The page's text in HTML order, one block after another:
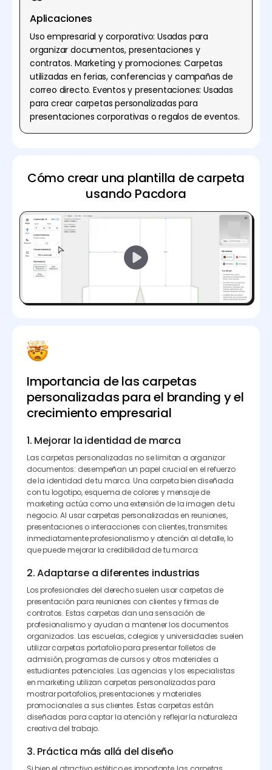
Aplicaciones
Uso empresarial y corporativo: Usadas para
organizar documentos, presentaciones y
contratos. Marketing y promociones: Carpetas
utilizadas en ferias, conferencias y campañas de
correo directo. Eventos y presentaciones: Usadas
para crear carpetas personalizadas para
presentaciones corporativas o regalos de eventos.
Cómo crear una plantilla de carpeta
usando Pacdora
Importancia de las carpetas
personalizadas para el branding y el
crecimiento empresarial
1. Mejorar la identidad de marca
Las carpetas personalizadas no se limitan a organizar
documentos: desempeñan un papel crucial en el refuerzo
de la identidad de tu marca. Una carpeta bien diseñada
con tu logotipo, esquema de colores y mensaje de
marketing actúa como una extensión de la imagen de tu
negocio. Al usar carpetas personalizadas en reuniones,
presentaciones o interacciones con clientes, transmites
inmediatamente profesionalismo y atención al detalle, lo
que puede mejorar la credibilidad de tu marca.
2. Adaptarse a diferentes industrias
Los profesionales del derecho suelen usar carpetas de
presentación para reuniones con clientes y firmas de
contratos. Estas carpetas dan una sensación de
profesionalismo y ayudan a mantener los documentos
organizados. Las escuelas, colegios y universidades suelen
utilizar carpetas portafolio para presentar folletos de
admisión, programas de cursos y otros materiales a
estudiantes potenciales. Las agencias y los especialistas
en marketing utilizan carpetas personalizadas para
mostrar portafolios, presentaciones y materiales
promocionales a sus clientes. Estas carpetas están
diseñadas para captar la atención y reflejar la naturaleza
creativa del trabajo.
3. Práctica más allá del diseño